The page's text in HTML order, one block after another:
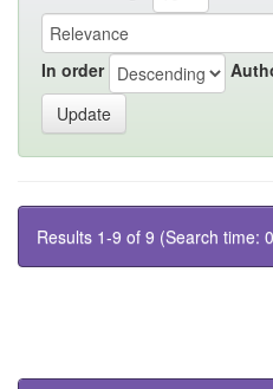
In order
Results 1-9 of 9 (Search time: